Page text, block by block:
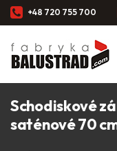
+48 720 755 700
Schodiskové
saténové 70